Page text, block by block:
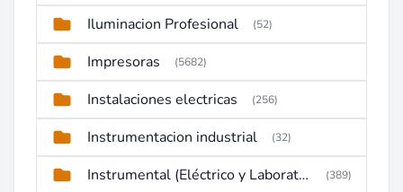
Iluminacion Profesional (52)
Impresoras (5682)
Instalaciones electricas (256)
Instrumentacion industrial (32)
Instrumental (Eléctrico y Laboratorio) (389)